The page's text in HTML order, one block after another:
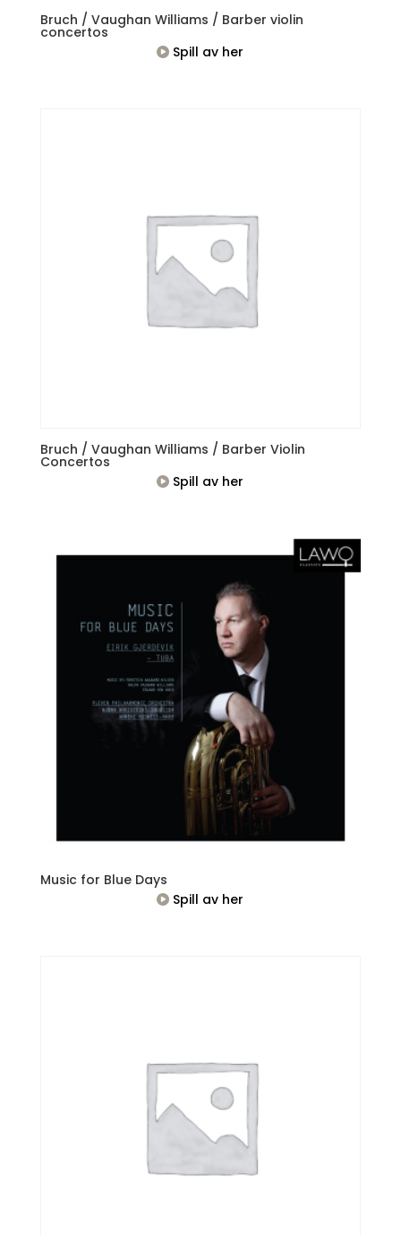
Bruch / Vaughan Williams / Barber violin
concertos
Spill av her
Bruch / Vaughan Williams / Barber Violin
Concertos
Spill av her
Music for Blue Days
Spill av her